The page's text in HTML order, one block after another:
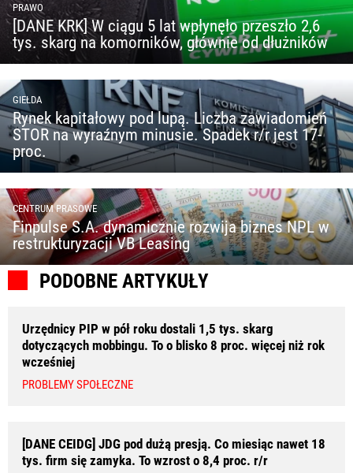
PRAWO
[DANE KRK] W ciągu 5 lat wpłynęło przeszło 2,6
tys. skarg na komorników, głównie od dłużników
GIEŁDA
Rynek kapitałowy pod lupą. Liczba zawiadomień
STOR na wyraźnym minusie. Spadek r/r jest 17-
proc.
CENTRUM PRASOWE
Finpulse S.A. dynamicznie rozwija biznes NPL w
restrukturyzacji VB Leasing
PODOBNE ARTYKUŁY
Urzędnicy PIP w pół roku dostali 1,5 tys. skarg
dotyczących mobbingu. To o blisko 8 proc. więcej niż rok
wcześniej
PROBLEMY SPOŁECZNE
[DANE CEIDG] JDG pod dużą presją. Co miesiąc nawet 18
tys. firm się zamyka. To wzrost o 8,4 proc. r/r